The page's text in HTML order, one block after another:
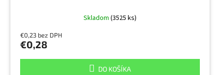
Skladom (3525 ks)
€0,23 bez DPH
€0,28
DO KOŠÍKA